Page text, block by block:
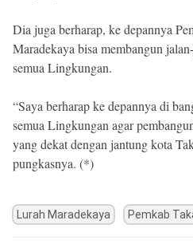
Dia juga berharap, ke depannya
Maradekaya bisa membangun
semua Lingkungan.
“Saya berharap ke depannya di
semua Lingkungan agar
yang dekat dengan jantung kota
pungkasnya. (*)
Lurah Maradekaya Pemkab